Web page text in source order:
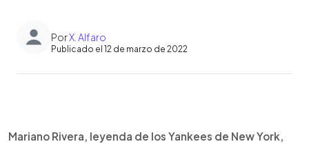
PorX. Alfaro
Publicado el 12 de marzo de 2022
Escuchar artículo
Mariano Rivera, leyenda de los Yankees de New York,